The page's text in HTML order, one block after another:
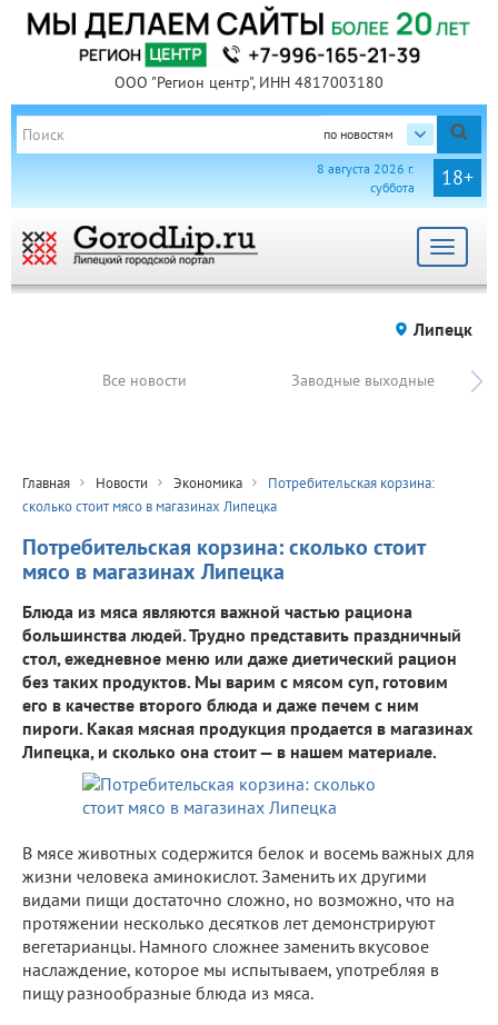
ООО "Регион центр", ИНН 4817003180
по новостям
18+
8 августа 2026 г.
суббота
Toggle
Липецк
Все новости Заводные выходные
Главная Новости Экономика
Потребительская корзина:
сколько стоит мясо в магазинах Липецка
Потребительская корзина: сколько стоит
мясо в магазинах Липецка
Блюда из мяса являются важной частью рациона
большинства людей. Трудно представить праздничный
стол, ежедневное меню или даже диетический рацион
без таких продуктов. Мы варим с мясом суп, готовим
его в качестве второго блюда и даже печем с ним
пироги. Какая мясная продукция продается в магазинах
Липецка, и сколько она стоит — в нашем материале.
В мясе животных содержится белок и восемь важных для
жизни человека аминокислот. Заменить их другими
видами пищи достаточно сложно, но возможно, что на
протяжении несколько десятков лет демонстрируют
вегетарианцы. Намного сложнее заменить вкусовое
наслаждение, которое мы испытываем, употребляя в
пищу разнообразные блюда из мяса.